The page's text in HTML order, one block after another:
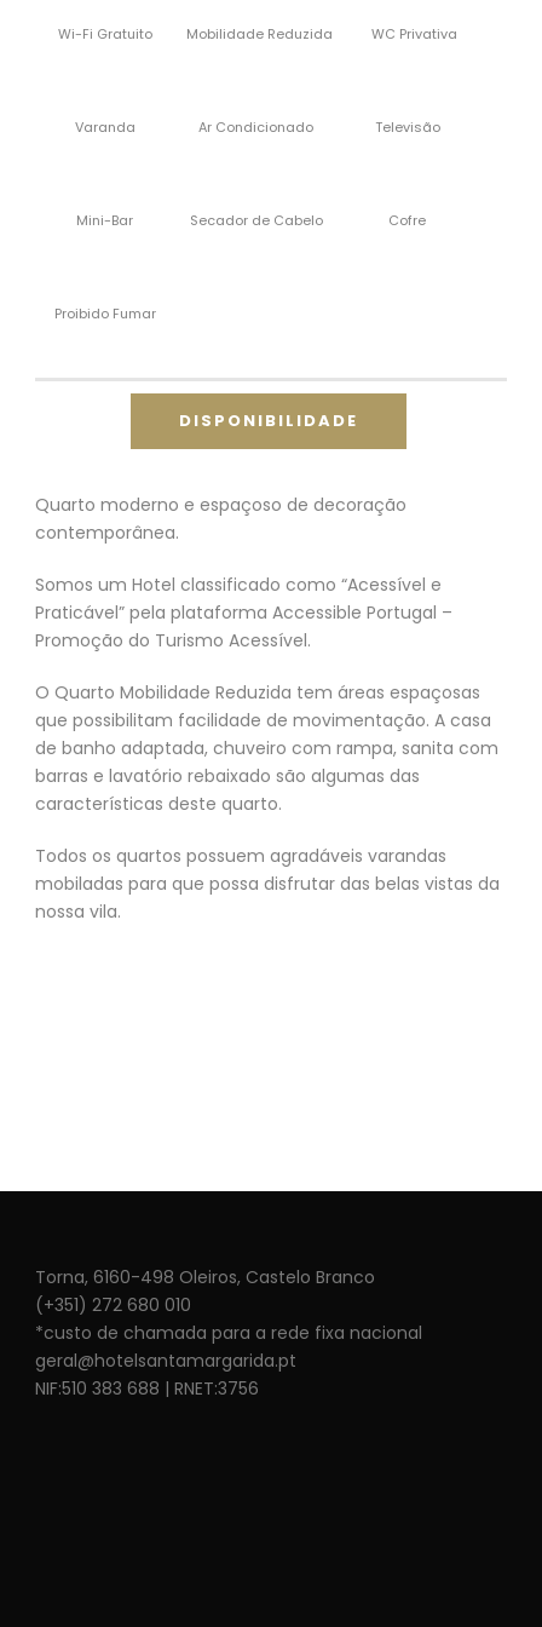
Wi-Fi Gratuito Mobilidade Reduzida WC Privativa
Varanda Ar Condicionado Televisão
Mini-Bar Secador de Cabelo Cofre
Proibido Fumar
DISPONIBILIDADE
Quarto moderno e espaçoso de decoração
contemporânea.
Somos um Hotel classificado como “Acessível e
Praticável” pela plataforma Accessible Portugal –
Promoção do Turismo Acessível.
O Quarto Mobilidade Reduzida tem áreas espaçosas
que possibilitam facilidade de movimentação. A casa
de banho adaptada, chuveiro com rampa, sanita com
barras e lavatório rebaixado são algumas das
características deste quarto.
Todos os quartos possuem agradáveis varandas
mobiladas para que possa disfrutar das belas vistas da
nossa vila.
Torna, 6160-498 Oleiros, Castelo Branco
(+351) 272 680 010
*custo de chamada para a rede fixa nacional
geral@hotelsantamargarida.pt
NIF:510 383 688 | RNET:3756